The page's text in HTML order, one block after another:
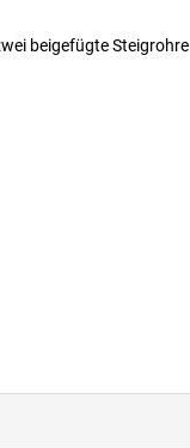
beigefügte Steigrohre